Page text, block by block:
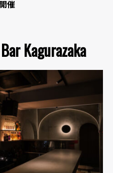
催
Kagurazaka